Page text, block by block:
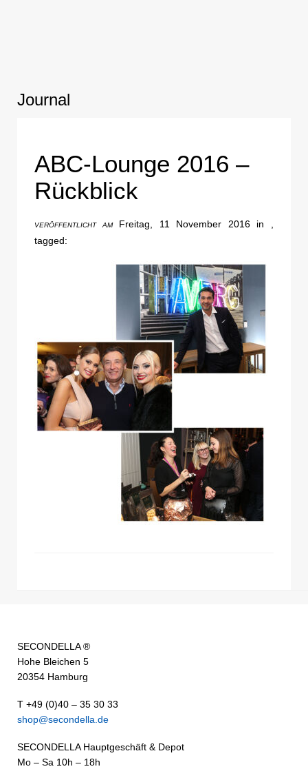
Journal
ABC-Lounge 2016 –
Rückblick
VERÖFFENTLICHT AMFreitag, 11 November 2016 in ,
tagged:
SECONDELLA ®
Hohe Bleichen 5
20354 Hamburg
T +49 (0)40 – 35 30 33
shop@secondella.de
SECONDELLA Hauptgeschäft & Depot
Mo – Sa 10h – 18h